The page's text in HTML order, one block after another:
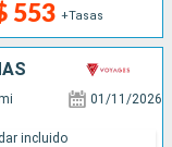
553 +Tasas
01/11/2026
incluido